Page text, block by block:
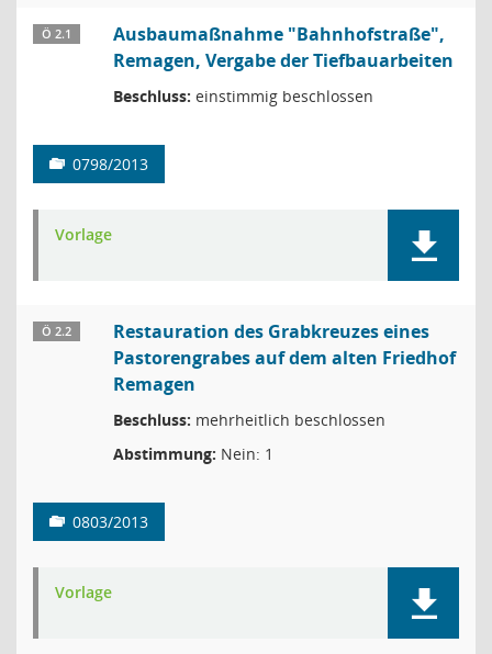
Ö 2.1
Ausbaumaßnahme "Bahnhofstraße",
Remagen, Vergabe der Tiefbauarbeiten
Beschluss: einstimmig beschlossen
0798/2013
Vorlage
Ö 2.2
Restauration des Grabkreuzes eines
Pastorengrabes auf dem alten Friedhof
Remagen
Beschluss: mehrheitlich beschlossen
Abstimmung: Nein: 1
0803/2013
Vorlage